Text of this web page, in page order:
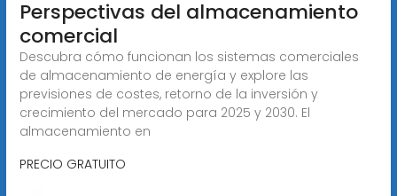
Perspectivas del almacenamiento
comercial
Descubra cómo funcionan los sistemas comerciales
de almacenamiento de energía y explore las
previsiones de costes, retorno de la inversión y
crecimiento del mercado para 2025 y 2030. El
almacenamiento en
PRECIO GRATUITO